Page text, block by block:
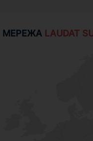
МЕРЕЖА LAUDAT